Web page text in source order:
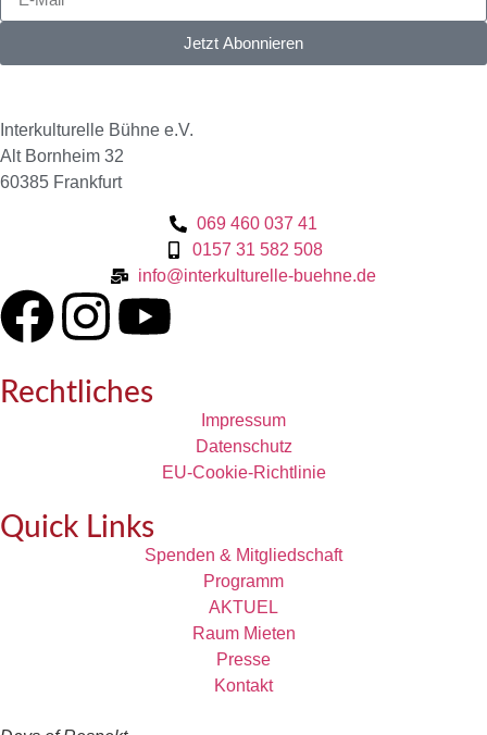
Jetzt Abonnieren
Interkulturelle Bühne e.V.
Alt Bornheim 32
60385 Frankfurt
069 460 037 41
0157 31 582 508
info@interkulturelle-buehne.de
Rechtliches
Impressum
Datenschutz
EU-Cookie-Richtlinie
Quick Links
Spenden & Mitgliedschaft
Programm
AKTUEL
Raum Mieten
Presse
Kontakt